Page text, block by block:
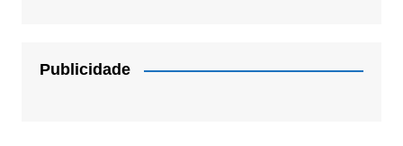
Publicidade